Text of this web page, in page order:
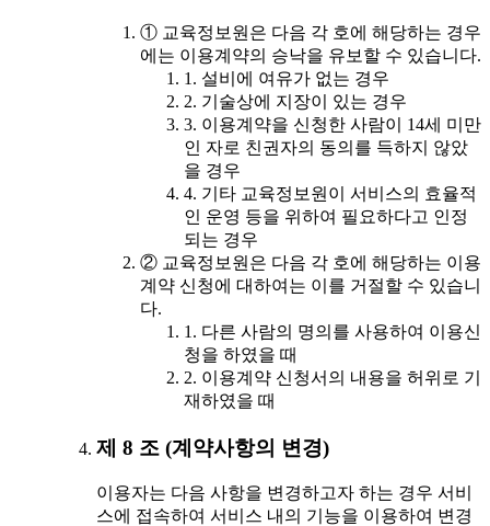
① 교육정보원은 다음 각 호에 해당하는 경우
에는 이용계약의 승낙을 유보할 수 있습니다.
1. 설비에 여유가 없는 경우
2. 기술상에 지장이 있는 경우
3. 이용계약을 신청한 사람이 14세 미만
인 자로 친권자의 동의를 득하지 않았
을 경우
4. 기타 교육정보원이 서비스의 효율적
인 운영 등을 위하여 필요하다고 인정
되는 경우
② 교육정보원은 다음 각 호에 해당하는 이용
계약 신청에 대하여는 이를 거절할 수 있습니
다.
1. 다른 사람의 명의를 사용하여 이용신
청을 하였을 때
2. 이용계약 신청서의 내용을 허위로 기
재하였을 때
제 8 조 (계약사항의 변경)
이용자는 다음 사항을 변경하고자 하는 경우 서비
스에 접속하여 서비스 내의 기능을 이용하여 변경